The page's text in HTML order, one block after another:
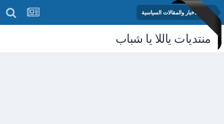
منتدى الأخبار والمقالات السياسية
منتديات ياللا يا شباب